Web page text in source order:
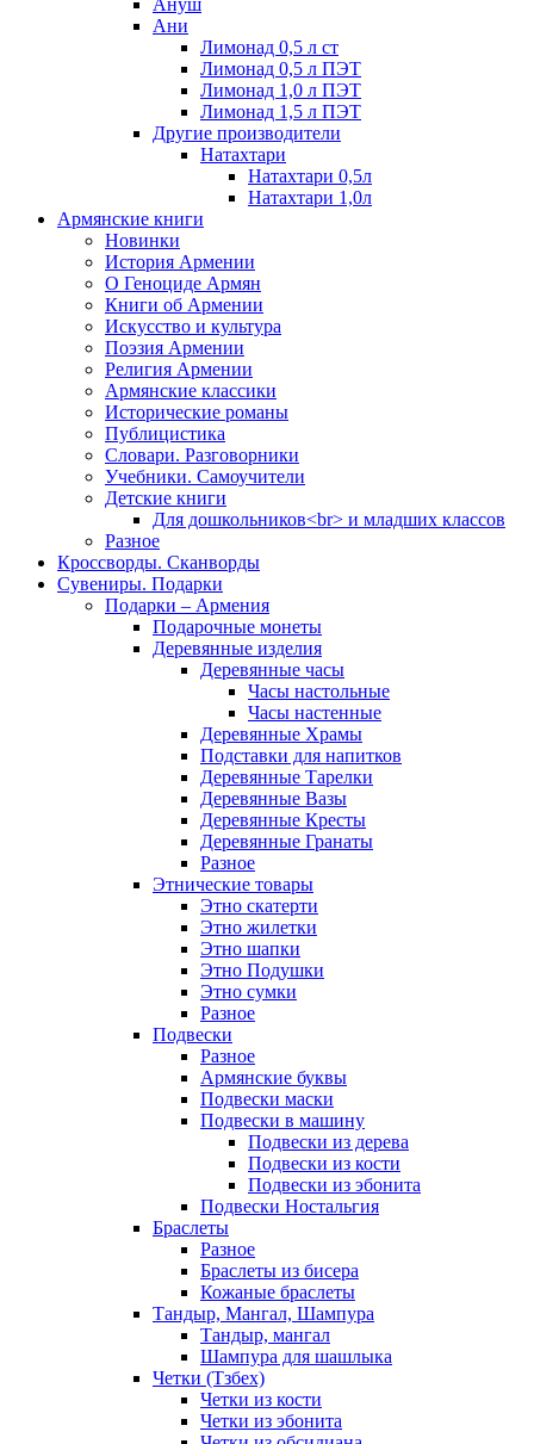
Ануш
Ани
Лимонад 0,5 л ст
Лимонад 0,5 л ПЭТ
Лимонад 1,0 л ПЭТ
Лимонад 1,5 л ПЭТ
Другие производители
Натахтари
Натахтари 0,5л
Натахтари 1,0л
Армянские книги
Новинки
История Армении
О Геноциде Армян
Книги об Армении
Иcкусство и культура
Поэзия Армении
Религия Армении
Армянские классики
Исторические романы
Публицистика
Словари. Разговорники
Учебники. Самоучители
Детские книги
Для дошкольников<br> и младших классов
Разное
Кроссворды. Сканворды
Сувениры. Подарки
Подарки – Армения
Подарочные монеты
Деревянные изделия
Деревянные часы
Часы настольные
Часы настенные
Деревянные Храмы
Подставки для напитков
Деревянные Тарелки
Деревянные Вазы
Деревянные Кресты
Деревянные Гранаты
Разное
Этнические товары
Этно скатерти
Этно жилетки
Этно шапки
Этно Подушки
Этно сумки
Разное
Подвески
Разное
Армянские буквы
Подвески маски
Подвески в машину
Подвески из дерева
Подвески из кости
Подвески из эбонита
Подвески Ностальгия
Браслеты
Разное
Браслеты из бисера
Кожаные браслеты
Тандыр, Мангал, Шампура
Тандыр, мангал
Шампура для шашлыка
Четки (Тзбех)
Четки из кости
Четки из эбонита